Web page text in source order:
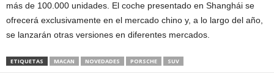
más de 100.000 unidades. El coche presentado en Shanghái se
ofrecerá exclusivamente en el mercado chino y, a lo largo del año,
se lanzarán otras versiones en diferentes mercados.
ETIQUETAS MACAN NOVEDADES PORSCHE SUV